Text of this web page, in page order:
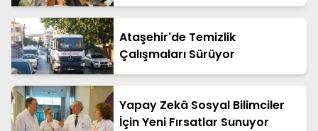
Ataşehir'de Temizlik
Çalışmaları Sürüyor
Yapay Zekâ Sosyal Bilimciler
İçin Yeni Fırsatlar Sunuyor